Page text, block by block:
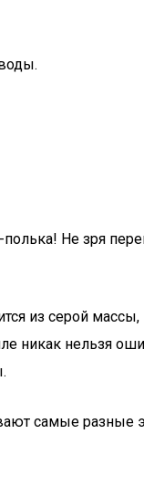
Не зря
из серой
нельзя
самые разные